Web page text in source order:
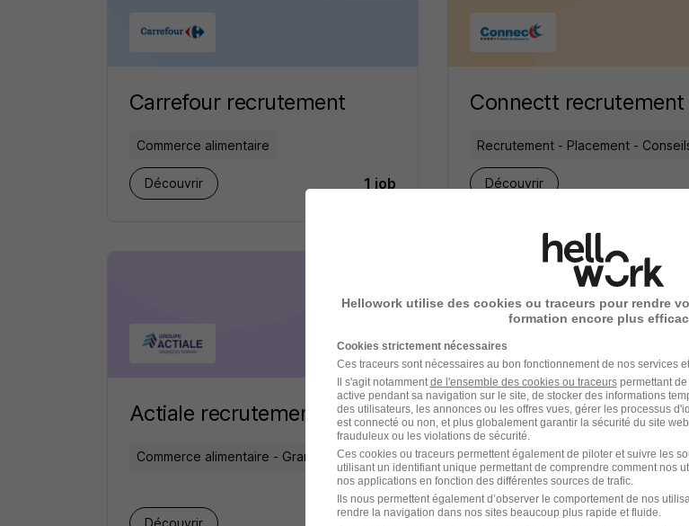
Carrefour recrutement
Commerce alimentaire
Découvrir 1 job
Connectt recrutement
Recrutement - Placement -
Découvrir
Actiale recrutement
Commerce alimentaire - Grande
Découvrir
Formavenir et
recrutement
Enseignement - Apprentissage -
Formation
Découvrir
Hellowork utilise des cookies ou traceurs pour rendre
formation encore plus
Cookies strictement nécessaires
Ces traceurs sont nécessaires au bon fonctionnement de nos services
Il s'agit notammentde l'ensemble des cookies ou traceurspermettant de
active pendant sa navigation sur le site, de stocker des informations
des utilisateurs, les annonces ou les offres vues, gérer les processus
est connecté ou non, et plus globalement garantir la sécurité du site
frauduleux ou les violations de sécurité.
Ces cookies ou traceurs permettent également de piloter et suivre les
utilisant un identifiant unique permettant de comprendre comment nos
nos applications en fonction des différentes sources de trafic.
Ils nous permettent également d’observer le comportement de nos
rendre la navigation dans nos sites beaucoup plus rapide et fluide.